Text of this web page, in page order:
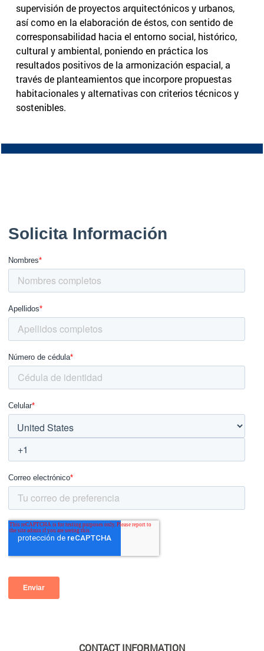
supervisión de proyectos arquitectónicos y urbanos,
así como en la elaboración de éstos, con sentido de
corresponsabilidad hacia el entorno social, histórico,
cultural y ambiental, poniendo en práctica los
resultados positivos de la armonización espacial, a
través de planteamientos que incorpore propuestas
habitacionales y alternativas con criterios técnicos y
sostenibles.
CONTACT INFORMATION